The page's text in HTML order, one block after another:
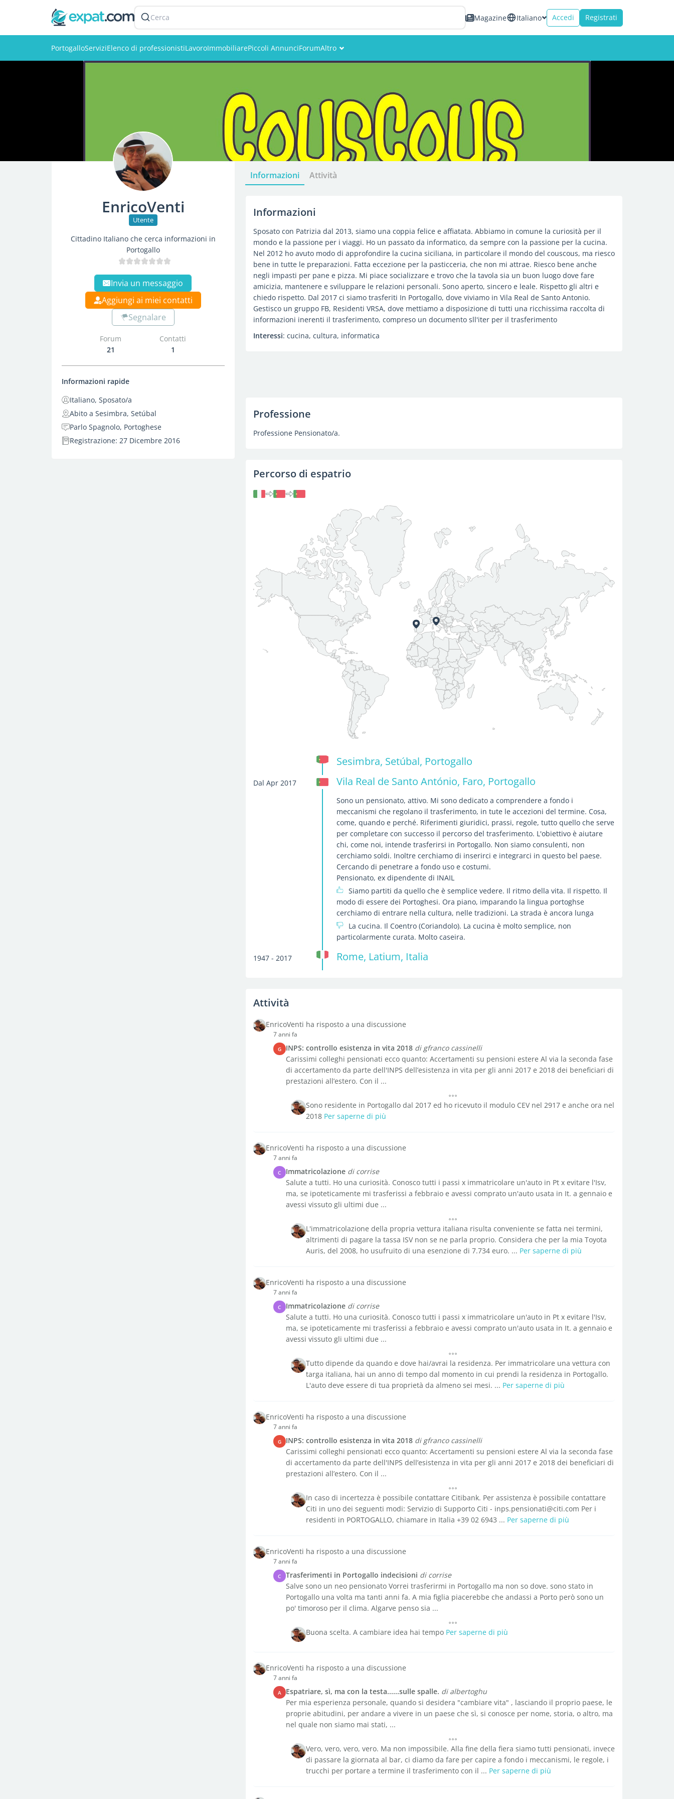
Cerca Magazine Italiano Accedi Registrati
PortogalloServiziElenco di professionistiLavoroImmobiliarePiccoli AnnunciForumAltro
Foto
EnricoVenti
Utente
Cittadino Italiano che cerca informazioni in
Portogallo
Invia un messaggio
Aggiungi ai miei contatti
Segnalare
Forum
21
Contatti
1
Informazioni rapide
Italiano, Sposato/a
Abito a Sesimbra, Setúbal
Parlo Spagnolo, Portoghese
Registrazione: 27 Dicembre 2016
Informazioni Attività
Informazioni
Sposato con Patrizia dal 2013, siamo una coppia felice e affiatata. Abbiamo in comune la curiosità per il
mondo e la passione per i viaggi. Ho un passato da informatico, da sempre con la passione per la cucina.
Nel 2012 ho avuto modo di approfondire la cucina siciliana, in particolare il mondo del couscous, ma riesco
bene in tutte le preparazioni. Fatta eccezione per la pasticceria, che non mi attrae. Riesco bene anche
negli impasti per pane e pizza. Mi piace socializzare e trovo che la tavola sia un buon luogo dove fare
amicizia, mantenere e sviluppare le relazioni personali. Sono aperto, sincero e leale. Rispetto gli altri e
chiedo rispetto. Dal 2017 ci siamo trasferiti In Portogallo, dove viviamo in Vila Real de Santo Antonio.
Gestisco un gruppo FB, Residenti VRSA, dove mettiamo a disposizione di tutti una ricchissima raccolta di
informazioni inerenti il trasferimento, compreso un documento sll'iter per il trasferimento
Interessi: cucina, cultura, informatica
Professione
Professione Pensionato/a.
Percorso di espatrio
Sesimbra, Setúbal, Portogallo
Dal Apr 2017 Vila Real de Santo António, Faro, Portogallo
Sono un pensionato, attivo. Mi sono dedicato a comprendere a fondo i
meccanismi che regolano il trasferimento, in tute le accezioni del termine. Cosa,
come, quando e perché. Riferimenti giuridici, prassi, regole, tutto quello che serve
per completare con successo il percorso del trasferimento. L'obiettivo è aiutare
chi, come noi, intende trasferirsi in Portogallo. Non siamo consulenti, non
cerchiamo soldi. Inoltre cerchiamo di inserirci e integrarci in questo bel paese.
Cercando di penetrare a fondo uso e costumi.
Pensionato, ex dipendente di INAIL
Siamo partiti da quello che è semplice vedere. Il ritmo della vita. Il rispetto. Il
modo di essere dei Portoghesi. Ora piano, imparando la lingua portoghse
cerchiamo di entrare nella cultura, nelle tradizioni. La strada è ancora lunga
La cucina. Il Coentro (Coriandolo). La cucina è molto semplice, non
particolarmente curata. Molto caseira.
1947 - 2017 Rome, Latium, Italia
Attività
EnricoVenti ha risposto a una discussione
7 anni fa
G INPS: controllo esistenza in vita 2018 di gfranco cassinelli
Carissimi colleghi pensionati ecco quanto: Accertamenti su pensioni estere Al via la seconda fase
di accertamento da parte dell'INPS dell’esistenza in vita per gli anni 2017 e 2018 dei beneficiari di
prestazioni all’estero. Con il ...
Sono residente in Portogallo dal 2017 ed ho ricevuto il modulo CEV nel 2917 e anche ora nel
2018 Per saperne di più
EnricoVenti ha risposto a una discussione
7 anni fa
C Immatricolazione di corrise
Salute a tutti. Ho una curiosità. Conosco tutti i passi x immatricolare un'auto in Pt x evitare l'Isv,
ma, se ipoteticamente mi trasferissi a febbraio e avessi comprato un'auto usata in It. a gennaio e
avessi vissuto gli ultimi due ...
L'immatricolazione della propria vettura italiana risulta conveniente se fatta nei termini,
altrimenti di pagare la tassa ISV non se ne parla proprio. Considera che per la mia Toyota
Auris, del 2008, ho usufruito di una esenzione di 7.734 euro. ... Per saperne di più
EnricoVenti ha risposto a una discussione
7 anni fa
C Immatricolazione di corrise
Salute a tutti. Ho una curiosità. Conosco tutti i passi x immatricolare un'auto in Pt x evitare l'Isv,
ma, se ipoteticamente mi trasferissi a febbraio e avessi comprato un'auto usata in It. a gennaio e
avessi vissuto gli ultimi due ...
Tutto dipende da quando e dove hai/avrai la residenza. Per immatricolare una vettura con
targa italiana, hai un anno di tempo dal momento in cui prendi la residenza in Portogallo.
L'auto deve essere di tua proprietà da almeno sei mesi. ... Per saperne di più
EnricoVenti ha risposto a una discussione
7 anni fa
G INPS: controllo esistenza in vita 2018 di gfranco cassinelli
Carissimi colleghi pensionati ecco quanto: Accertamenti su pensioni estere Al via la seconda fase
di accertamento da parte dell'INPS dell’esistenza in vita per gli anni 2017 e 2018 dei beneficiari di
prestazioni all’estero. Con il ...
In caso di incertezza è possibile contattare Citibank. Per assistenza è possibile contattare
Citi in uno dei seguenti modi: Servizio di Supporto Citi - inps.pensionati@citi.com Per i
residenti in PORTOGALLO, chiamare in Italia +39 02 6943 ... Per saperne di più
EnricoVenti ha risposto a una discussione
7 anni fa
C Trasferimenti in Portogallo indecisioni di corrise
Salve sono un neo pensionato Vorrei trasferirmi in Portogallo ma non so dove. sono stato in
Portogallo una volta ma tanti anni fa. A mia figlia piacerebbe che andassi a Porto però sono un
po' timoroso per il clima. Algarve penso sia ...
Buona scelta. A cambiare idea hai tempo Per saperne di più
EnricoVenti ha risposto a una discussione
7 anni fa
A Espatriare, sì, ma con la testa......sulle spalle. di albertoghu
Per mia esperienza personale, quando si desidera "cambiare vita" , lasciando il proprio paese, le
proprie abitudini, per andare a vivere in un paese che sì, si conosce per nome, storia, o altro, ma
nel quale non siamo mai stati, ...
Vero, vero, vero, vero. Ma non impossibile. Alla fine della fiera siamo tutti pensionati, invece
di passare la giornata al bar, ci diamo da fare per capire a fondo i meccanismi, le regole, i
trucchi per portare a termine il trasferimento con il ... Per saperne di più